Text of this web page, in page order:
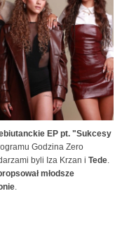
EP pt. "Sukcesy
Godzina Zero
byli Iza Krzan i Tede.
młodsze
.